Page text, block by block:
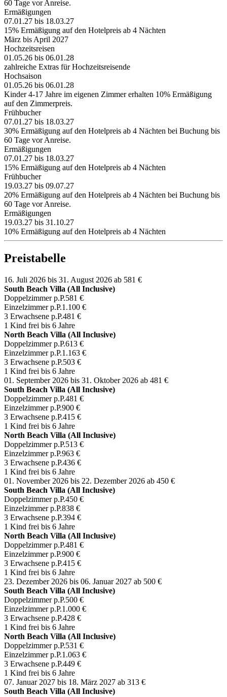
60 Tage vor Anreise.
Ermäßigungen
07.01.27 bis 18.03.27
15% Ermäßigung auf den Hotelpreis ab 4 Nächten
März bis April 2027
Hochzeitsreisen
01.05.26 bis 06.01.28
zahlreiche Extras für Hochzeitsreisende
Hochsaison
01.05.26 bis 06.01.28
Kinder 4-17 Jahre im eigenen Zimmer erhalten 10% Ermäßigung
auf den Zimmerpreis.
Frühbucher
07.01.27 bis 18.03.27
30% Ermäßigung auf den Hotelpreis ab 4 Nächten bei Buchung bis
60 Tage vor Anreise.
Ermäßigungen
07.01.27 bis 18.03.27
15% Ermäßigung auf den Hotelpreis ab 4 Nächten
Frühbucher
19.03.27 bis 09.07.27
20% Ermäßigung auf den Hotelpreis ab 4 Nächten bei Buchung bis
60 Tage vor Anreise.
Ermäßigungen
19.03.27 bis 31.10.27
10% Ermäßigung auf den Hotelpreis ab 4 Nächten
Preistabelle
16. Juli 2026 bis 31. August 2026 ab 581 €
South Beach Villa (All Inclusive)
Doppelzimmer p.P.581 €
Einzelzimmer p.P.1.100 €
3 Erwachsene p.P.481 €
1 Kind frei bis 6 Jahre
North Beach Villa (All Inclusive)
Doppelzimmer p.P.613 €
Einzelzimmer p.P.1.163 €
3 Erwachsene p.P.503 €
1 Kind frei bis 6 Jahre
01. September 2026 bis 31. Oktober 2026 ab 481 €
South Beach Villa (All Inclusive)
Doppelzimmer p.P.481 €
Einzelzimmer p.P.900 €
3 Erwachsene p.P.415 €
1 Kind frei bis 6 Jahre
North Beach Villa (All Inclusive)
Doppelzimmer p.P.513 €
Einzelzimmer p.P.963 €
3 Erwachsene p.P.436 €
1 Kind frei bis 6 Jahre
01. November 2026 bis 22. Dezember 2026 ab 450 €
South Beach Villa (All Inclusive)
Doppelzimmer p.P.450 €
Einzelzimmer p.P.838 €
3 Erwachsene p.P.394 €
1 Kind frei bis 6 Jahre
North Beach Villa (All Inclusive)
Doppelzimmer p.P.481 €
Einzelzimmer p.P.900 €
3 Erwachsene p.P.415 €
1 Kind frei bis 6 Jahre
23. Dezember 2026 bis 06. Januar 2027 ab 500 €
South Beach Villa (All Inclusive)
Doppelzimmer p.P.500 €
Einzelzimmer p.P.1.000 €
3 Erwachsene p.P.428 €
1 Kind frei bis 6 Jahre
North Beach Villa (All Inclusive)
Doppelzimmer p.P.531 €
Einzelzimmer p.P.1.063 €
3 Erwachsene p.P.449 €
1 Kind frei bis 6 Jahre
07. Januar 2027 bis 18. März 2027 ab 313 €
South Beach Villa (All Inclusive)